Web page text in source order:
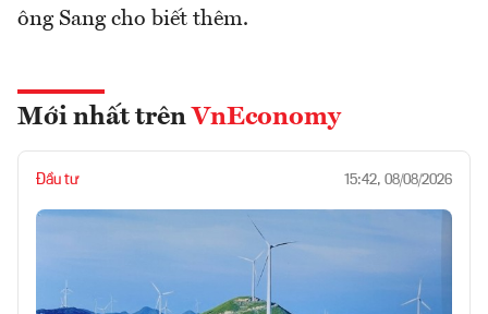
ông Sang cho biết thêm.
Mới nhất trên VnEconomy
Đầu tư 15:42, 08/08/2026